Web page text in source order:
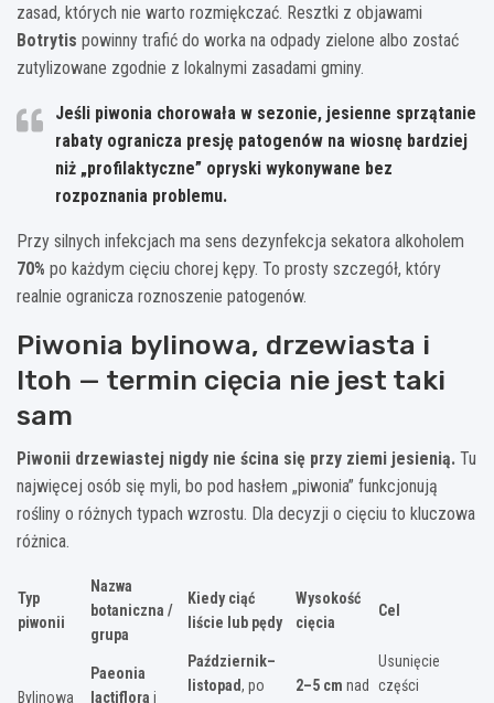
zasad, których nie warto rozmiękczać. Resztki z objawami
Botrytis powinny trafić do worka na odpady zielone albo zostać
zutylizowane zgodnie z lokalnymi zasadami gminy.
Jeśli piwonia chorowała w sezonie, jesienne sprzątanie
rabaty ogranicza presję patogenów na wiosnę bardziej
niż „profilaktyczne” opryski wykonywane bez
rozpoznania problemu.
Przy silnych infekcjach ma sens dezynfekcja sekatora alkoholem
70% po każdym cięciu chorej kępy. To prosty szczegół, który
realnie ogranicza roznoszenie patogenów.
Piwonia bylinowa, drzewiasta i
Itoh — termin cięcia nie jest taki
sam
Piwonii drzewiastej nigdy nie ścina się przy ziemi jesienią. Tu
najwięcej osób się myli, bo pod hasłem „piwonia” funkcjonują
rośliny o różnych typach wzrostu. Dla decyzji o cięciu to kluczowa
różnica.
Typ
piwonii
Nazwa
botaniczna /
grupa
Kiedy ciąć
liście lub pędy
Wysokość
cięcia
Cel
Bylinowa
Paeonia
lactiflora i
Październik–
listopad, po
2–5 cm nad
Usunięcie
części